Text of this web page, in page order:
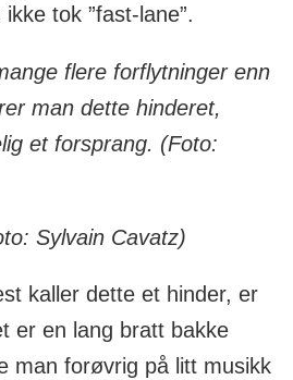
tok ”fast-lane”.
flere forflytninger enn
man dette hinderet,
et forsprang. (Foto:
Sylvain Cavatz)
kaller dette et hinder, er
er en lang bratt bakke
man forøvrig på litt musikk